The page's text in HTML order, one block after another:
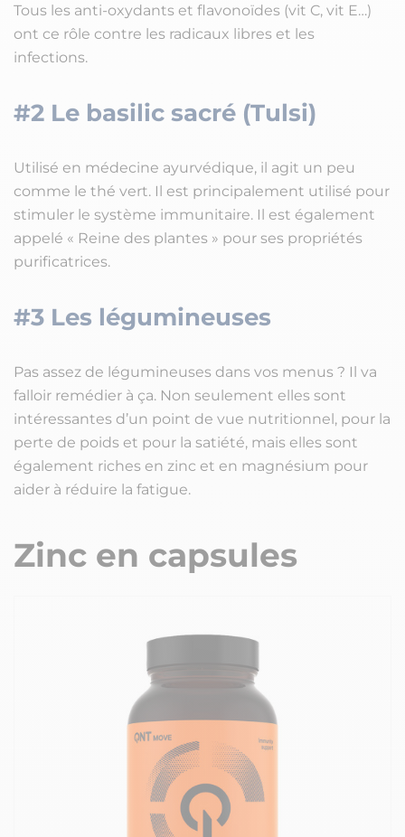
Tous les anti-oxydants et flavonoïdes (vit C, vit E…)
ont ce rôle contre les radicaux libres et les
infections.
#2 Le basilic sacré (Tulsi)
Utilisé en médecine ayurvédique, il agit un peu
comme le thé vert. Il est principalement utilisé pour
stimuler le système immunitaire. Il est également
appelé « Reine des plantes » pour ses propriétés
purificatrices.
#3 Les légumineuses
Pas assez de légumineuses dans vos menus ? Il va
falloir remédier à ça. Non seulement elles sont
intéressantes d’un point de vue nutritionnel, pour la
perte de poids et pour la satiété, mais elles sont
également riches en zinc et en magnésium pour
aider à réduire la fatigue.
Zinc en capsules